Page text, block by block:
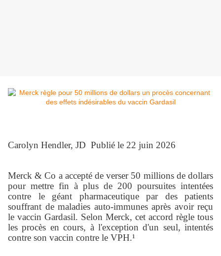
Carolyn Hendler, JD Publié le 22 juin 2026
Merck & Co a accepté de verser 50 millions de dollars
pour mettre fin à plus de 200 poursuites intentées
contre le géant pharmaceutique par des patients
souffrant de maladies auto-immunes après avoir reçu
le vaccin Gardasil. Selon Merck, cet accord règle tous
les procès en cours, à l'exception d'un seul, intentés
contre son vaccin contre le VPH.¹